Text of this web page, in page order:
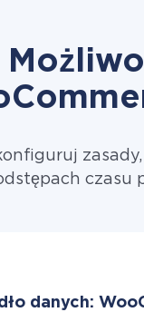
czasu
danych: